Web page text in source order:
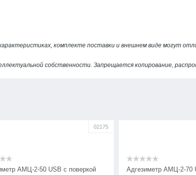
комплекте поставки и внешнем виде могут
собственности. Запрещается копирование,
02175
АМЦ-2-50 USB с поверкой Адгезиметр АМЦ-2-70